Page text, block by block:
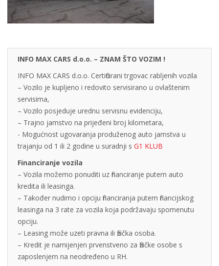
INFO MAX CARS d.o.o. – ZNAM ŠTO VOZIM !
INFO MAX CARS d.o.o. Certificirani trgovac rabljenih vozila
– Vozilo je kupljeno i redovito servisirano u ovlaštenim
servisima,
– Vozilo posjeduje urednu servisnu evidenciju,
– Trajno jamstvo na prijeđeni broj kilometara,
- Mogućnost ugovaranja produženog auto jamstva u
trajanju od 1 ili 2 godine u suradnji s G1 KLUB
Financiranje vozila
– Vozila možemo ponuditi uz financiranje putem auto
kredita ili leasinga.
– Također nudimo i opciju financiranja putem financijskog
leasinga na 3 rate za vozila koja podržavaju spomenutu
opciju.
– Leasing može uzeti pravna ili fizička osoba.
– Kredit je namijenjen prvenstveno za fizičke osobe s
zaposlenjem na neodređeno u RH.